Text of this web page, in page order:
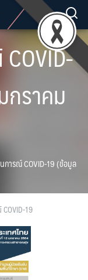
ราคม
การณ์ COVID-19 (ข้อมูล
19